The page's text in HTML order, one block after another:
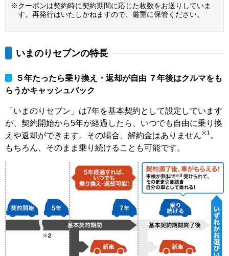
※クーポンは契約時に契約期間に応じた枚数をお送りしていま
す。再発行はいたしかねますので、厳重に保管ください。
いまのりセブンの特長
５年たったら乗り換え・返却が自由 ７年後はクルマをも
らうかキャッシュバック
「いまのりセブン」は7年を基本契約として設定しています
が、契約開始から5年が経過したら、いつでも自由に乗り換
えや返却ができます。その場合、解約金はありません※1 。
もちろん、そのまま乗り続けることも可能です。